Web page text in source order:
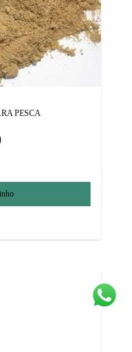
PESCA